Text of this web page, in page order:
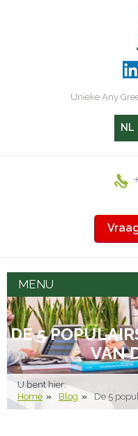
Unieke Any
NL
MENU
DE 5
VAN
U bent hier:
Home Blog De 5